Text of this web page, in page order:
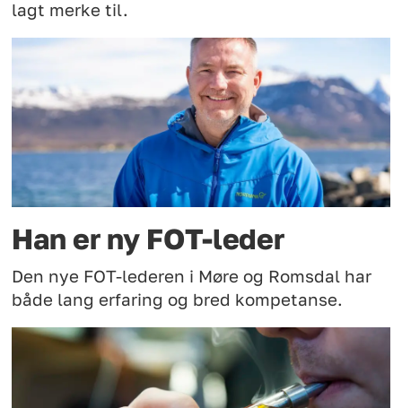
lagt merke til.
Han er ny FOT-leder
Den nye FOT-lederen i Møre og Romsdal har
både lang erfaring og bred kompetanse.